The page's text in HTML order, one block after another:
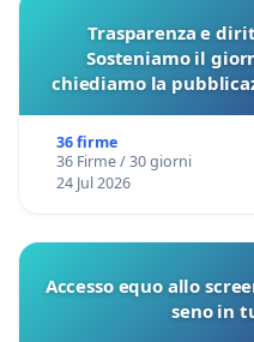
Trasparenza e
Sosteniamo il
chiediamo la
36 firme
36 Firme / 30 giorni
24 Jul 2026
Accesso equo allo
seno in